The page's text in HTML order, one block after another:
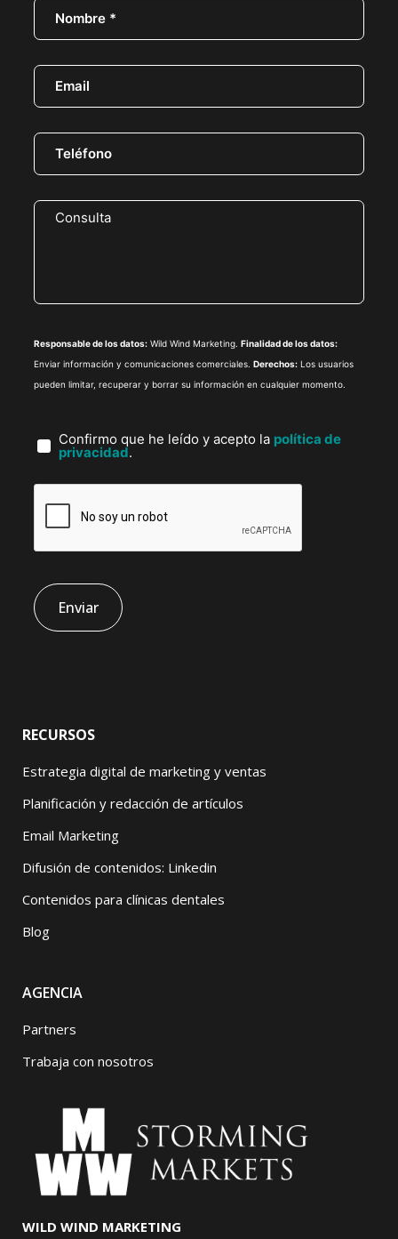
Responsable de los datos: Wild Wind Marketing. Finalidad de los datos:
Enviar información y comunicaciones comerciales. Derechos: Los usuarios
pueden limitar, recuperar y borrar su información en cualquier momento.
Confirmo que he leído y acepto la política de
privacidad.
RECURSOS
Estrategia digital de marketing y ventas
Planificación y redacción de artículos
Email Marketing
Difusión de contenidos: Linkedin
Contenidos para clínicas dentales
Blog
AGENCIA
Partners
Trabaja con nosotros
WILD WIND MARKETING